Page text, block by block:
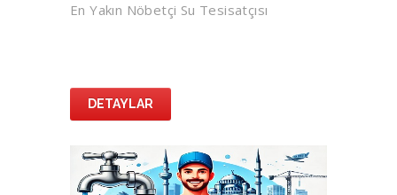
En Yakın Nöbetçi Su Tesisatçısı
DETAYLAR